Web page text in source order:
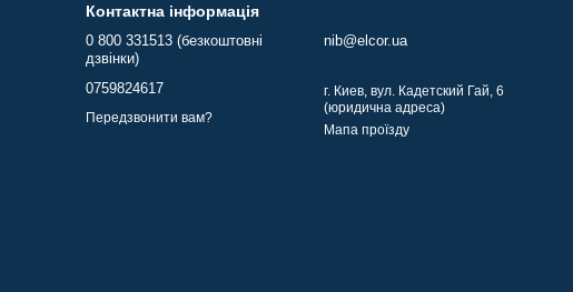
Контактна інформація
0 800 331513 (безкоштовні
дзвінки)
0759824617
Передзвонити вам?
nib@elcor.ua
г. Киев, вул. Кадетский Гай, 6
(юридична адреса)
Мапа проїзду